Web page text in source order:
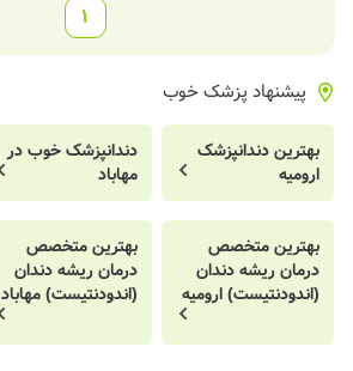
1
پیشنهاد پزشک خوب
بهترین دندانپزشک
ارومیه
دندانپزشک خوب در
مهاباد
بهترین متخصص
درمان ریشه دندان
(اندودنتیست) ارومیه
بهترین متخصص
درمان ریشه دندان
(اندودنتیست) مهاباد